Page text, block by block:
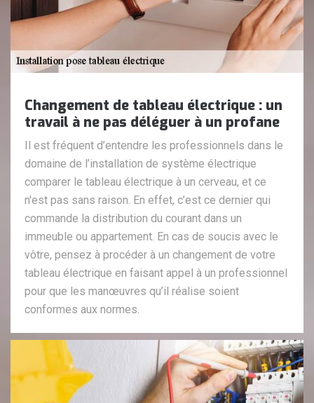
Changement de tableau électrique : un
travail à ne pas déléguer à un profane
Il est fréquent d’entendre les professionnels dans le
domaine de l’installation de système électrique
comparer le tableau électrique à un cerveau, et ce
n'est pas sans raison. En effet, c’est ce dernier qui
commande la distribution du courant dans un
immeuble ou appartement. En cas de soucis avec le
vôtre, pensez à procéder à un changement de votre
tableau électrique en faisant appel à un professionnel
pour que les manœuvres qu’il réalise soient
conformes aux normes.